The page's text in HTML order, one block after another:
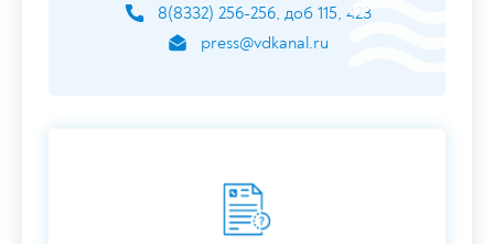
8(8332) 256-256, доб 115, 423
press@vdkanal.ru